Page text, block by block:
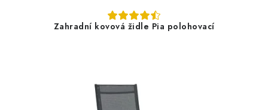
Zahradní kovová židle Pia polohovací